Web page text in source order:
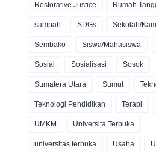
Restorative Justice Rumah
sampah SDGs Sekolah/
Sembako Siswa/Mahasiswa
Sosial Sosialisasi Sosok
Sumatera Utara Sumut
Teknologi Pendidikan Terapi
UMKM Universita Terbuka
universitas terbuka Usaha